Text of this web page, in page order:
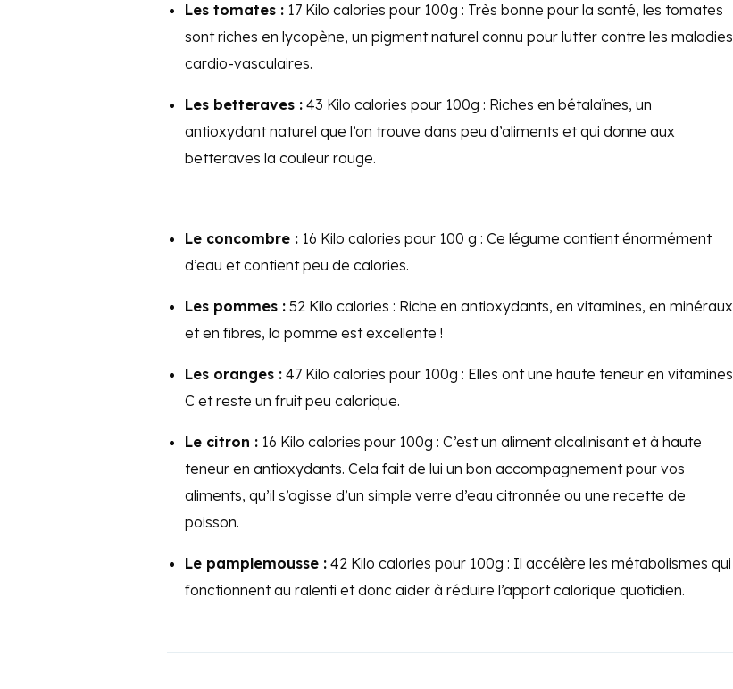
Les tomates : 17 Kilo calories pour 100g : Très bonne pour la santé, les tomates
sont riches en lycopène, un pigment naturel connu pour lutter contre les maladies
cardio-vasculaires.
Les betteraves : 43 Kilo calories pour 100g : Riches en bétalaïnes, un
antioxydant naturel que l’on trouve dans peu d’aliments et qui donne aux
betteraves la couleur rouge.
Le concombre : 16 Kilo calories pour 100 g : Ce légume contient énormément
d’eau et contient peu de calories.
Les pommes : 52 Kilo calories : Riche en antioxydants, en vitamines, en minéraux
et en fibres, la pomme est excellente !
Les oranges : 47 Kilo calories pour 100g : Elles ont une haute teneur en vitamines
C et reste un fruit peu calorique.
Le citron : 16 Kilo calories pour 100g : C’est un aliment alcalinisant et à haute
teneur en antioxydants. Cela fait de lui un bon accompagnement pour vos
aliments, qu’il s’agisse d’un simple verre d’eau citronnée ou une recette de
poisson.
Le pamplemousse : 42 Kilo calories pour 100g : Il accélère les métabolismes qui
fonctionnent au ralenti et donc aider à réduire l’apport calorique quotidien.